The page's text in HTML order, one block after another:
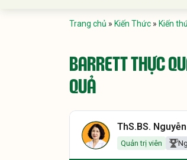
Trang chủ » Kiến Thức » Kiến
BARRETT THỰC
QUẢ
ThS.BS.
Quản trị viên